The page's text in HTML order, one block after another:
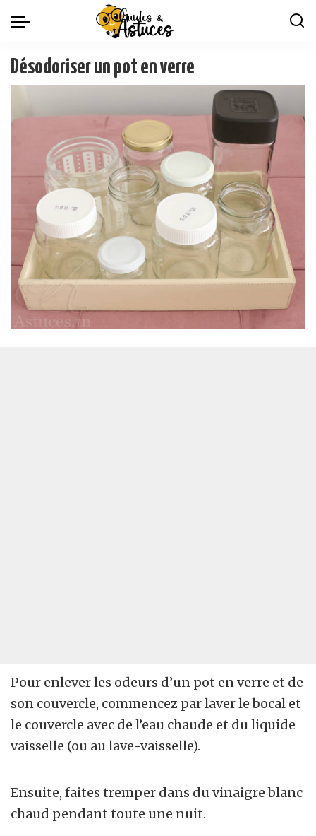
Désodoriser un pot en verre
Pour enlever les odeurs d’un pot en verre et de
son couvercle, commencez par laver le bocal et
le couvercle avec de l’eau chaude et du liquide
vaisselle (ou au lave-vaisselle).
Ensuite, faites tremper dans du vinaigre blanc
chaud pendant toute une nuit.